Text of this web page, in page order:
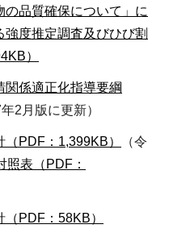
の品質確保について」に
度推定調査及びひび割
）
関係適正化指導要綱
年2月版に更新）
PDF：1,399KB）
（令
照表（PDF：
PDF：58KB）